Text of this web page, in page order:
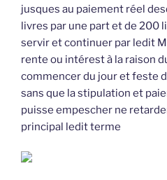
jusques au paiement réel
livres par une part et de 200
servir et continuer par ledit
rente ou intérest à la raison
commencer du jour et feste
sans que la stipulation et
puisse empescher ne
principal ledit terme